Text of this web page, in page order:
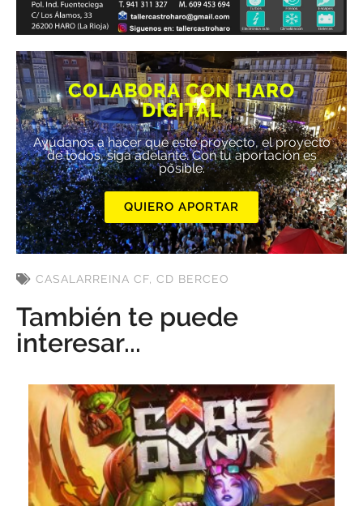
COLABORA CON HARO
DIGITAL
Ayúdanos a hacer que este proyecto, el proyecto
de todos, siga adelante. Con tu aportación es
posible.
QUIERO APORTAR
CASALARREINA CF, CD BERCEO
También te puede
interesar...